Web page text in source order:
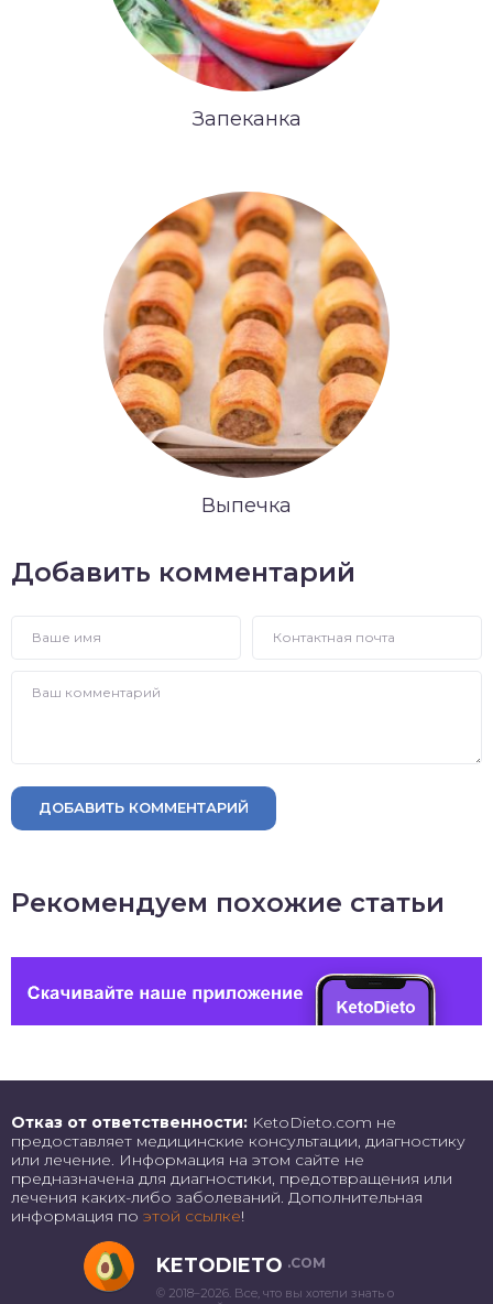
Запеканка
Выпечка
Добавить комментарий
ДОБАВИТЬ КОММЕНТАРИЙ
Рекомендуем похожие статьи
Отказ от ответственности: KetoDieto.com не
предоставляет медицинские консультации, диагностику
или лечение. Информация на этом сайте не
предназначена для диагностики, предотвращения или
лечения каких-либо заболеваний. Дополнительная
информация по этой ссылке!
KETODIETO .COM
© 2018–2026. Все, что вы хотели знать о